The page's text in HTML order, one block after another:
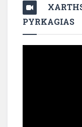
PYRKAGIAS